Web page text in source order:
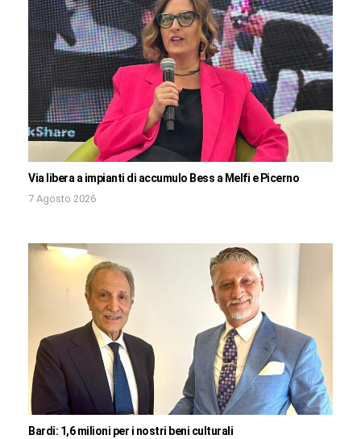
Via libera a impianti di accumulo Bess a Melfi e Picerno
7 Agosto 2026
Bardi: 1,6 milioni per i nostri beni culturali